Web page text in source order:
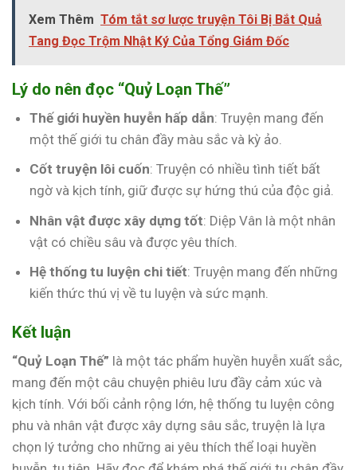
Xem Thêm Tóm tắt sơ lược truyện Tôi Bị Bắt Quả
Tang Đọc Trộm Nhật Ký Của Tổng Giám Đốc
Lý do nên đọc “Quỷ Loạn Thế”
Thế giới huyền huyễn hấp dẫn: Truyện mang đến
một thế giới tu chân đầy màu sắc và kỳ ảo.
Cốt truyện lôi cuốn: Truyện có nhiều tình tiết bất
ngờ và kịch tính, giữ được sự hứng thú của độc giả.
Nhân vật được xây dựng tốt: Diệp Vân là một nhân
vật có chiều sâu và được yêu thích.
Hệ thống tu luyện chi tiết: Truyện mang đến những
kiến thức thú vị về tu luyện và sức mạnh.
Kết luận
“Quỷ Loạn Thế” là một tác phẩm huyền huyễn xuất sắc,
mang đến một câu chuyện phiêu lưu đầy cảm xúc và
kịch tính. Với bối cảnh rộng lớn, hệ thống tu luyện công
phu và nhân vật được xây dựng sâu sắc, truyện là lựa
chọn lý tưởng cho những ai yêu thích thể loại huyền